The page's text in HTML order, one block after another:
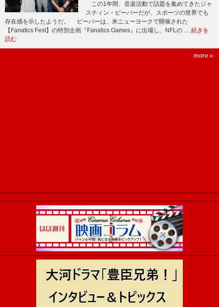
この1年間、音楽活動で話題を集めてきたジャ
スティン・ビーバーだが、スポーツの世界でも
存在感を示したようだ。 ビーバーは、米ニューヨークで開催された
【Fanatics Fest】の特別企画『Fanatics Games』に出場し、NFLの … 続きを
読む
more »